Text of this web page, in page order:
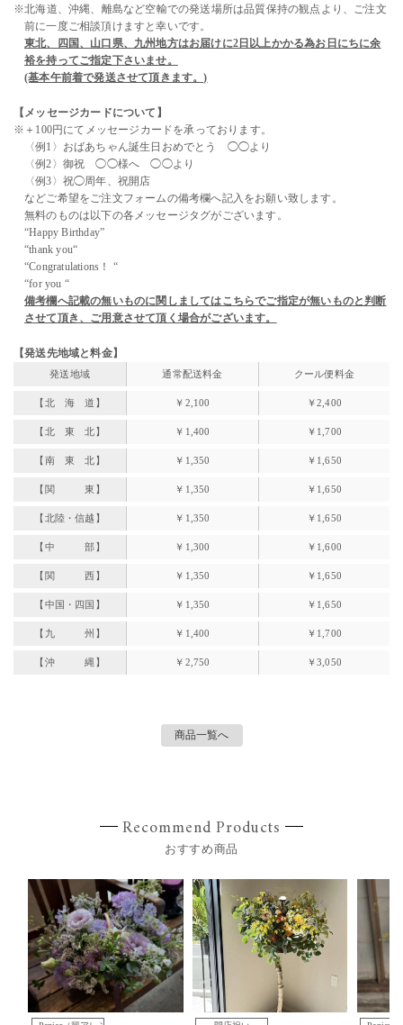
※北海道、沖縄、離島など空輸での発送場所は品質保持の観点より、ご注文
前に一度ご相談頂けますと幸いです。
東北、四国、山口県、九州地方はお届けに2日以上かかる為お日にちに余
裕を持ってご指定下さいませ。
(基本午前着で発送させて頂きます。)
【メッセージカードについて】
※＋100円にてメッセージカードを承っております。
〈例1〉おばあちゃん誕生日おめでとう ◯◯より
〈例2〉御祝 ◯◯様へ ◯◯より
〈例3〉祝◯周年、祝開店
などご希望をご注文フォームの備考欄へ記入をお願い致します。
無料のものは以下の各メッセージタグがございます。
“Happy Birthday”
“thank you“
“Congratulations！ “
“for you “
備考欄へ記載の無いものに関しましてはこちらでご指定が無いものと判断
させて頂き、ご用意させて頂く場合がございます。
【発送先地域と料金】
発送地域 通常配送料金 クール便料金
【北 海 道】 ￥2,100 ￥2,400
【北 東 北】 ￥1,400 ￥1,700
【南 東 北】 ￥1,350 ￥1,650
【関 東】 ￥1,350 ￥1,650
【北陸・信越】 ￥1,350 ￥1,650
【中 部】 ￥1,300 ￥1,600
【関 西】 ￥1,350 ￥1,650
【中国・四国】 ￥1,350 ￥1,650
【九 州】 ￥1,400 ￥1,700
【沖 縄】 ￥2,750 ￥3,050
商品一覧へ
Recommend Products
おすすめ商品